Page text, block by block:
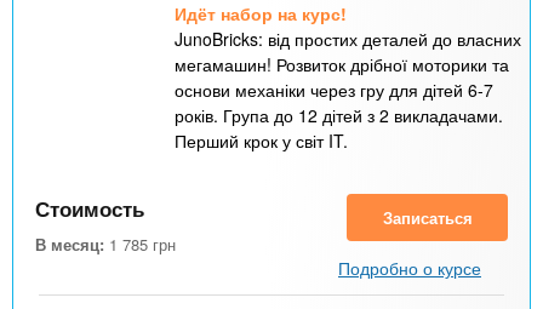
Идёт набор на курс!
JunoBricks: від простих деталей до власних
мегамашин! Розвиток дрібної моторики та
основи механіки через гру для дітей 6-7
років. Група до 12 дітей з 2 викладачами.
Перший крок у світ IT.
Стоимость
В месяц: 1 785 грн
Записаться
Подробно о курсе